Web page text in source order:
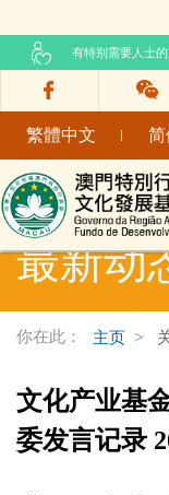
有特别需要人士
繁體中文 简
文化发展基金网页
最新动
你在此： 主页
文化产业基
委发言记录